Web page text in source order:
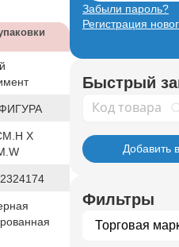
X
Забыли пароль?
Регистрация
Быстрый
Код товара
Добавить
Фильтры